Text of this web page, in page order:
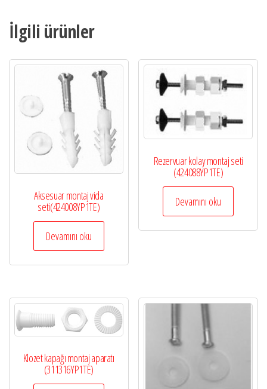
İlgili ürünler
Aksesuar montaj vida
seti(424008YP1TE)
Devamını oku
Rezervuar kolay montaj seti
(424088YP1TE)
Devamını oku
Klozet kapağı montaj aparatı
(311316YP1TE)